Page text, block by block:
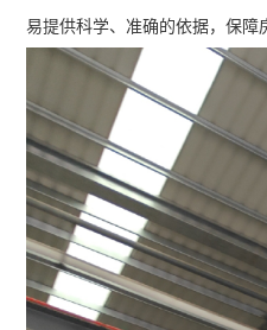
易提供科学、准确的依据，保障